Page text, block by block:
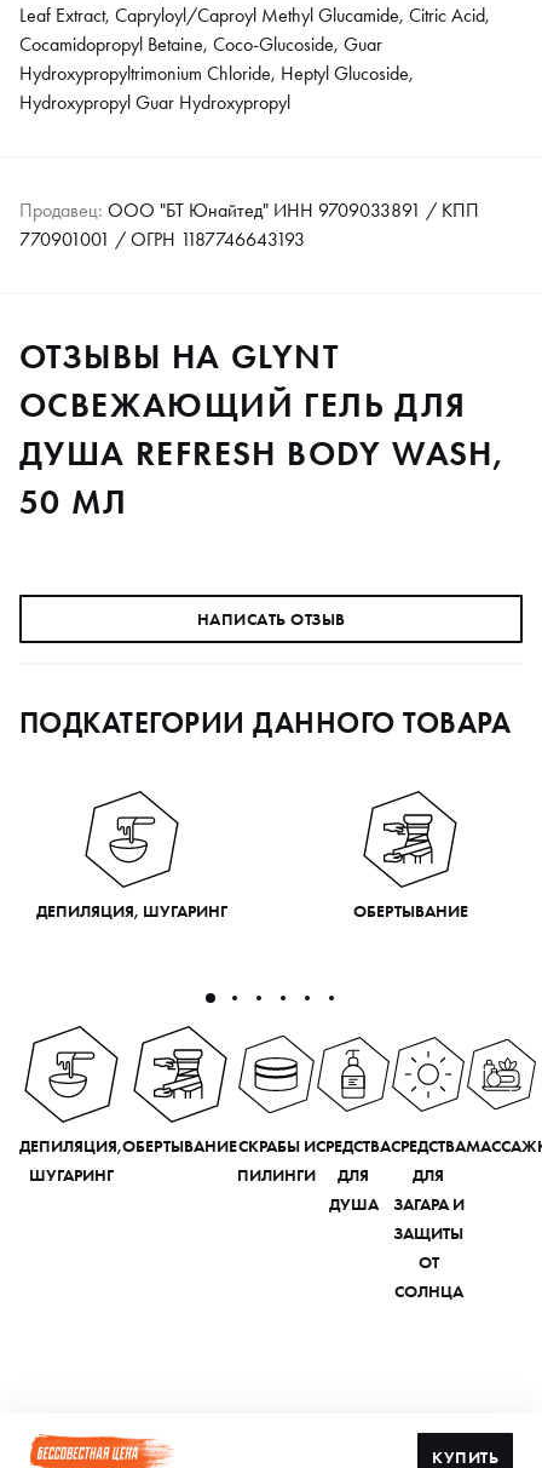
Leaf Extract, Capryloyl/Caproyl Methyl Glucamide, Citric Acid,
Cocamidopropyl Betaine, Coco-Glucoside, Guar
Hydroxypropyltrimonium Chloride, Heptyl Glucoside,
Hydroxypropyl Guar Hydroxypropyl
Продавец: ООО "БТ Юнайтед" ИНН 9709033891 / КПП
770901001 / ОГРН 1187746643193
ОТЗЫВЫ НА GLYNT
ОСВЕЖАЮЩИЙ ГЕЛЬ ДЛЯ
ДУША REFRESH BODY WASH,
50 МЛ
НАПИСАТЬ ОТЗЫВ
ПОДКАТЕГОРИИ ДАННОГО ТОВАРА
ДЕПИЛЯЦИЯ, ШУГАРИНГ ОБЕРТЫВАНИЕ
ДЕПИЛЯЦИЯ,
ШУГАРИНГ
ОБЕРТЫВАНИЕСКРАБЫ И
ПИЛИНГИ
СРЕДСТВА
ДЛЯ
ДУША
СРЕДСТВА
ДЛЯ
ЗАГАРА И
ЗАЩИТЫ
ОТ
СОЛНЦА
МАССАЖ
КУПИТЬ